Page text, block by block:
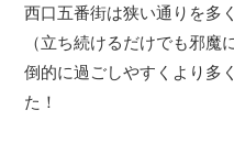
西口五番街は狭い通りを多
（立ち続けるだけでも邪
倒的に過ごしやすくより多
た！